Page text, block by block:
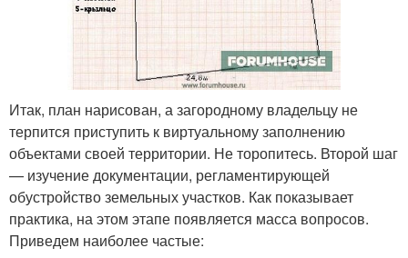
Итак, план нарисован, а загородному владельцу не
терпится приступить к виртуальному заполнению
объектами своей территории. Не торопитесь. Второй шаг
— изучение документации, регламентирующей
обустройство земельных участков. Как показывает
практика, на этом этапе появляется масса вопросов.
Приведем наиболее частые: